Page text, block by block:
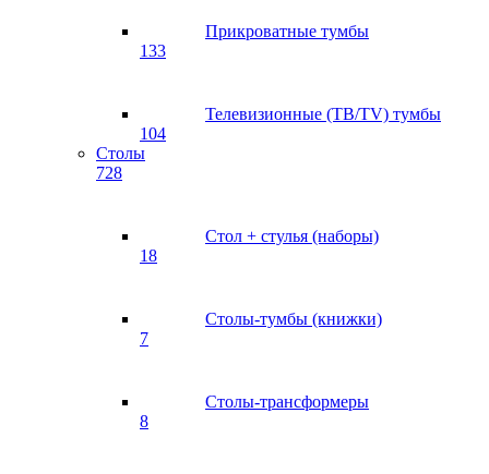
Прикроватные тумбы
133
Телевизионные (ТВ/TV) тумбы
104
Столы
728
Стол + стулья (наборы)
18
Столы-тумбы (книжки)
7
Столы-трансформеры
8